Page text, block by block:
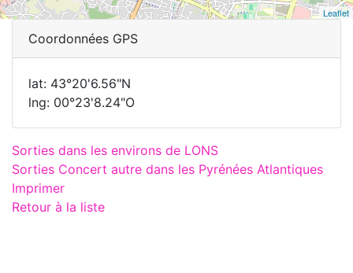
Leaflet
Coordonnées GPS
lat: 43°20'6.56"N
lng: 00°23'8.24"O
Sorties dans les environs de LONS
Sorties Concert autre dans les Pyrénées Atlantiques
Imprimer
Retour à la liste